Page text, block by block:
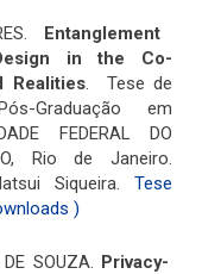
Entanglement
in the Co-
Realities. Tese de
Graduação em
FEDERAL DO
Rio de Janeiro.
Siqueira. Tese
)
DE SOUZA. Privacy-